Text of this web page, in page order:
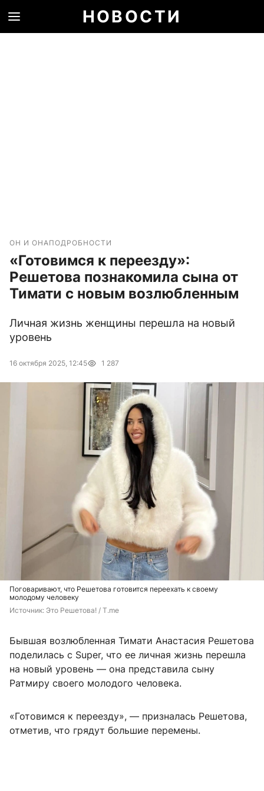
НОВОСТИ
ОН И ОНАПОДРОБНОСТИ
«Готовимся к переезду»:
Решетова познакомила сына от
Тимати с новым возлюбленным
Личная жизнь женщины перешла на новый
уровень
16 октября 2025, 12:45 1 287
Поговаривают, что Решетова готовится переехать к своему
молодому человеку
Источник: Это Решетова! / T.me
Бывшая возлюбленная Тимати Анастасия Решетова
поделилась с Super, что ее личная жизнь перешла
на новый уровень — она представила сыну
Ратмиру своего молодого человека.
«Готовимся к переезду», — призналась Решетова,
отметив, что грядут большие перемены.